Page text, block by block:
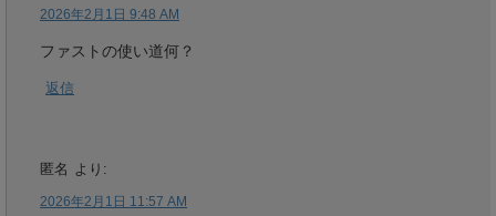
2026年2月1日 9:48 AM
ファストの使い道何？
返信
匿名 より:
2026年2月1日 11:57 AM